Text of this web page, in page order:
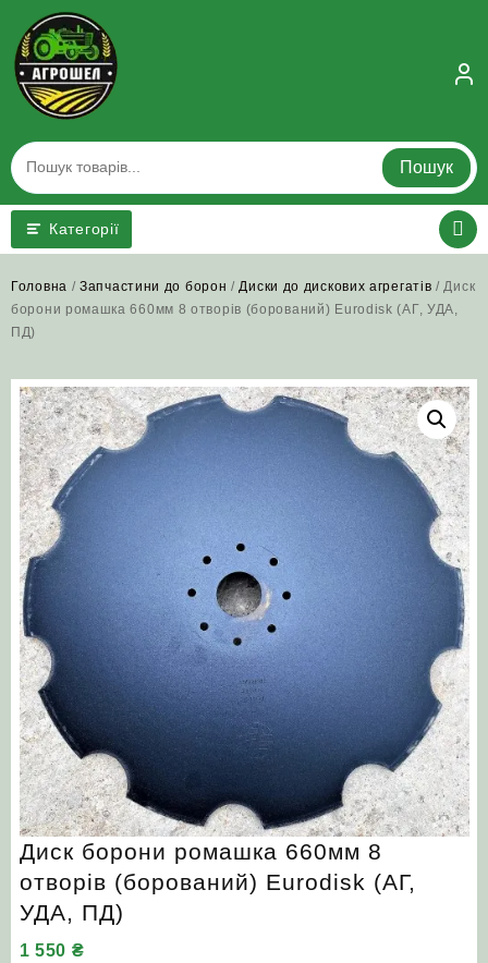
content
Пошук
Категорії
Головна /Запчастини до борон / Диски до дискових агрегатів / Диск
борони ромашка 660мм 8 отворів (борований) Eurodisk (АГ, УДА,
ПД)
Диск борони ромашка 660мм 8
отворів (борований) Eurodisk (АГ,
УДА, ПД)
1 550 ₴